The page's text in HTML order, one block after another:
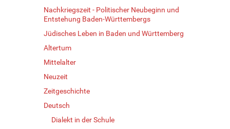
Nachkriegszeit - Politischer Neubeginn und
Entstehung Baden-Württembergs
Jüdisches Leben in Baden und Württemberg
Altertum
Mittelalter
Neuzeit
Zeitgeschichte
Deutsch
Dialekt in der Schule